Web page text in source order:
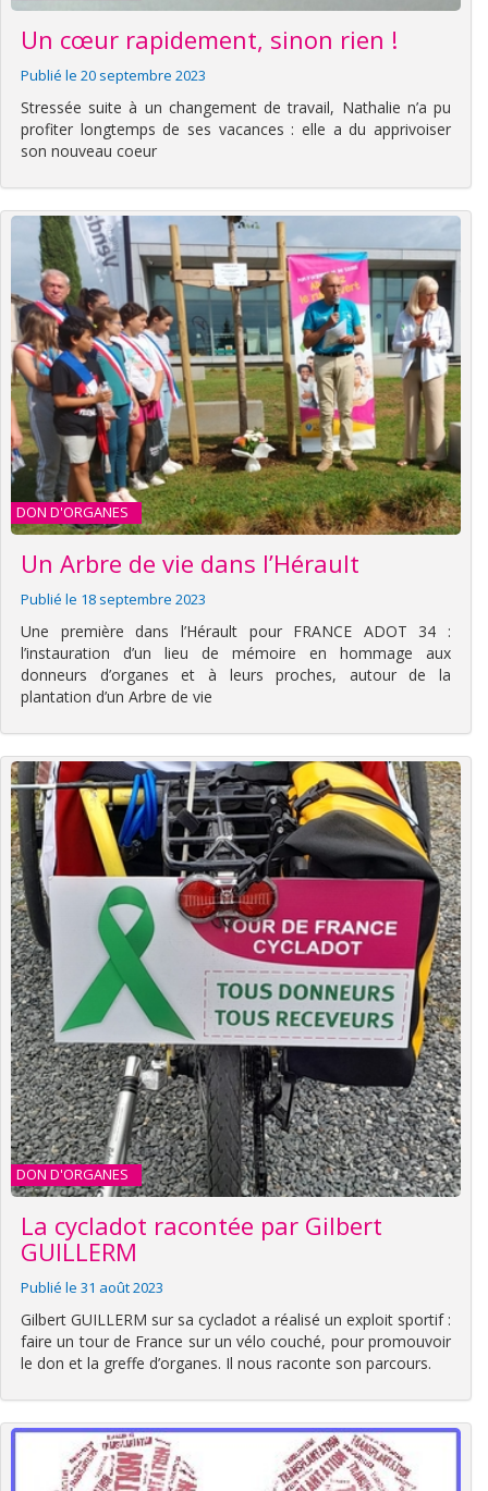
Un cœur rapidement, sinon rien !
Publié le 20 septembre 2023
Stressée suite à un changement de travail, Nathalie n’a pu
profiter longtemps de ses vacances : elle a du apprivoiser
son nouveau coeur
DON D'ORGANES
Un Arbre de vie dans l’Hérault
Publié le 18 septembre 2023
Une première dans l’Hérault pour FRANCE ADOT 34 :
l’instauration d’un lieu de mémoire en hommage aux
donneurs d’organes et à leurs proches, autour de la
plantation d’un Arbre de vie
DON D'ORGANES
La cycladot racontée par Gilbert
GUILLERM
Publié le 31 août 2023
Gilbert GUILLERM sur sa cycladot a réalisé un exploit sportif :
faire un tour de France sur un vélo couché, pour promouvoir
le don et la greffe d’organes. Il nous raconte son parcours.